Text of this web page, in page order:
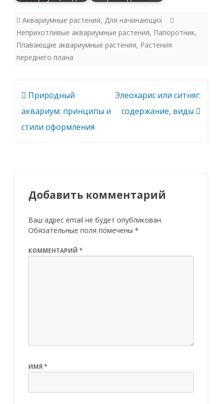
Аквариумные растения, Для начинающих
Неприхотливые аквариумные растения, Папоротник,
Плавающие аквариумные растения, Растения
переднего плана
Навигация
по
записям
Природный
аквариум: принципы и
стили оформления
Элеохарис или ситняг:
содержание, виды
Добавить комментарий
Ваш адрес email не будет опубликован.
Обязательные поля помечены *
КОММЕНТАРИЙ *
ИМЯ *